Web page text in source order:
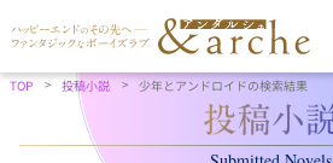
TOP 投稿小説 少年とアンドロイドの検索結果